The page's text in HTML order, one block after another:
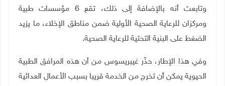
وتابعت أنه بالإضافة إلى ذلك، تقع 6 مؤسسات طبية
ومركزان للرعاية الصحية الأولية ضمن مناطق الإخلاء، ما يزيد
الضغط على البنية التحتية للرعاية الصحية.
وفي هذا الإطار، حذّر غيبريسوس من أن هذه المرافق الطبية
الحيوية يمكن أن تخرج من الخدمة قريبا بسبب الأعمال العدائية